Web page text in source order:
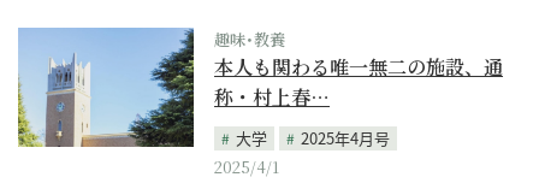
趣味･教養
本人も関わる唯一無二の施設、通
称・村上春…
大学
2025年4月号
2025/4/1